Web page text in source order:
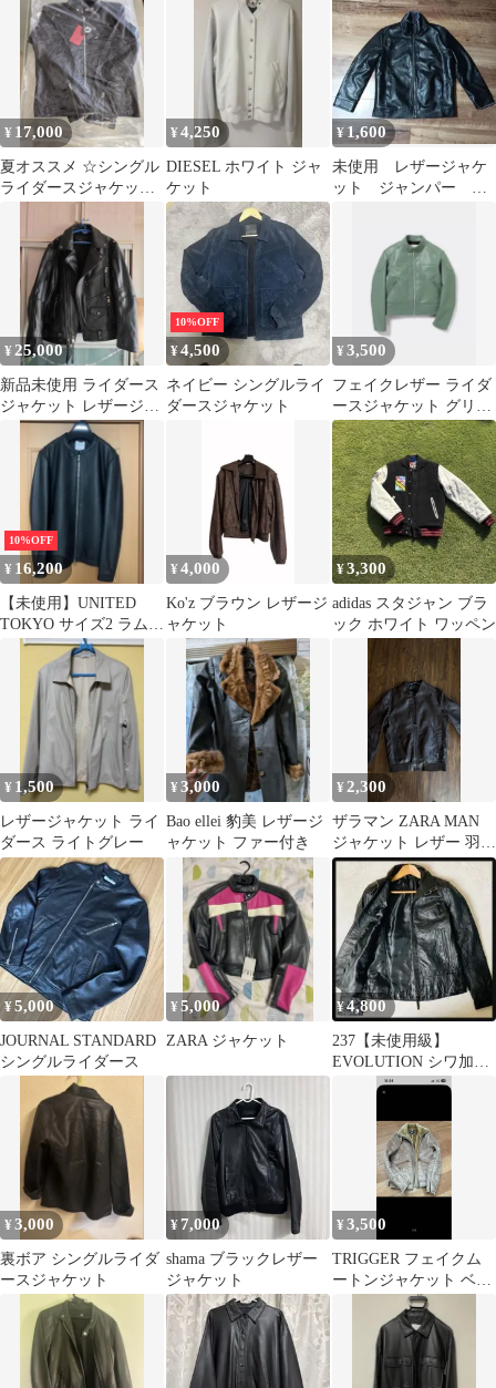
¥ 17,000
夏オススメ ☆シングル
ライダースジャケット
☆ サイズ44 パンチ
ングレザー
¥4,250
DIESEL ホワイト ジャ
ケット
¥ 1,600
未使用 レザージャケ
ット ジャンパー
¥ 25,000
新品未使用 ライダース
ジャケット レザージャ
ケット 本革牛革 皮ジャ
ン ブルゾン
10%OFF
¥4,500
ネイビー シングルライ
ダースジャケット
¥3,500
フェイクレザー ライダ
ースジャケット グリー
ン
10%OFF
¥ 16,200
【未使用】UNITED
TOKYO サイズ2 ラムレ
ザー シングルライダー
¥4,000
Ko'z ブラウン レザージ
ャケット
¥3,300
adidas スタジャン ブラ
ック ホワイト ワッペン
¥ 1,500
レザージャケット ライ
ダース ライトグレー
¥3,000
Bao ellei 豹美 レザージ
ャケット ファー付き
¥2,300
ザラマン ZARA MAN
ジャケット レザー 羽織
り フルジップ 茶色 M
¥5,000
JOURNAL STANDARD
シングルライダース
¥5,000
ZARA ジャケット
¥4,800
237【未使用級】
EVOLUTION シワ加工
レザージャケット L本
¥3,000
裏ボア シングルライダ
ースジャケット
¥7,000
shama ブラックレザー
ジャケット
¥3,500
TRIGGER フェイクム
ートンジャケット ベー